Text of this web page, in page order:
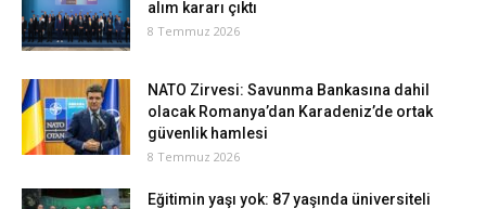
alım kararı çıktı
8 Temmuz 2026
NATO Zirvesi: Savunma Bankasına dahil
olacak Romanya’dan Karadeniz’de ortak
güvenlik hamlesi
8 Temmuz 2026
Eğitimin yaşı yok: 87 yaşında üniversiteli